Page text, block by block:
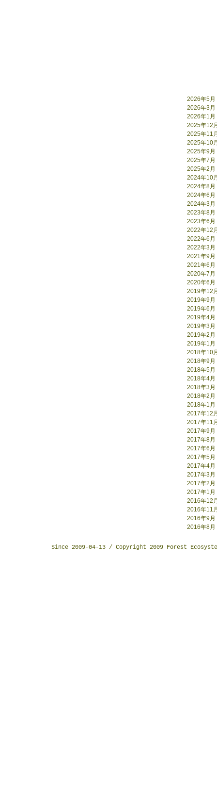
2026年5月
2026年3月
2026年1月
2025年12
2025年11
2025年10
2025年9月
2025年7月
2025年2月
2024年10
2024年8月
2024年6月
2024年3月
2023年8月
2023年6月
2022年12
2022年6月
2022年3月
2021年9月
2021年6月
2020年7月
2020年6月
2019年12
2019年9月
2019年6月
2019年4月
2019年3月
2019年2月
2019年1月
2018年10
2018年9月
2018年5月
2018年4月
2018年3月
2018年2月
2018年1月
2017年12
2017年11
2017年9月
2017年8月
2017年6月
2017年5月
2017年4月
2017年3月
2017年2月
2017年1月
2016年12
2016年11
2016年9月
2016年8月
Since 2009-04-13 / Copyright 2009 Forest